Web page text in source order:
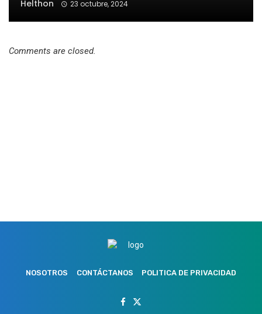
Helthon 23 octubre, 2024
Comments are closed.
NOSOTROS CONTÁCTANOS POLITICA DE PRIVACIDAD